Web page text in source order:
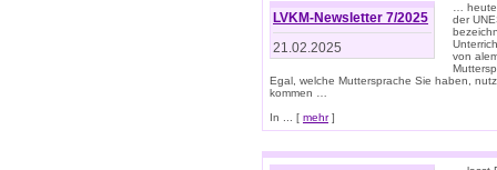
LVKM-Newsletter 7/2025
21.02.2025
…
der
von
Egal, welche Muttersprache Sie haben,
kommen …
In ... [ mehr]